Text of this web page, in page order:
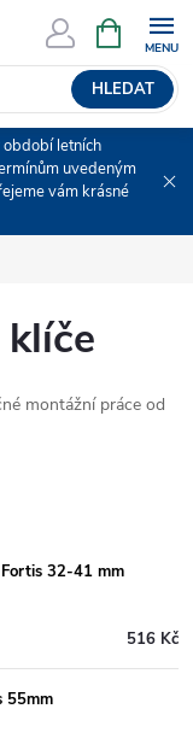
HLEDAT
NÁKUPNÍ
KOŠÍK
letních
uvedeným
vám krásné
montážní práce od
32-41 mm
516 Kč
55mm